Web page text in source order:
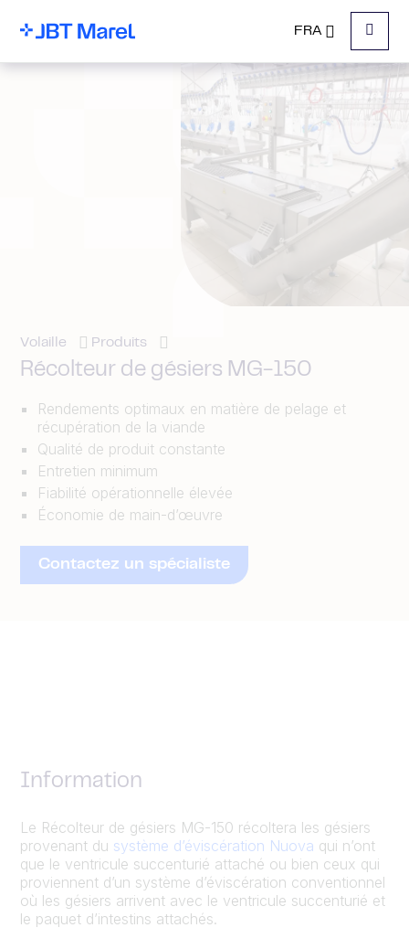
FRA
Menu
Volaille Produits
Récolteur de gésiers MG-150
Rendements optimaux en matière de pelage et
récupération de la viande
Qualité de produit constante
Entretien minimum
Fiabilité opérationnelle élevée
Économie de main-d’œuvre
Contactez un spécialiste
Information
Le Récolteur de gésiers MG-150 récoltera les gésiers
provenant du système d’éviscération Nuova qui n’ont
que le ventricule succenturié attaché ou bien ceux qui
proviennent d’un système d’éviscération conventionnel
où les gésiers arrivent avec le ventricule succenturié et
le paquet d’intestins attachés.